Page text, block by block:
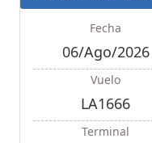
Fecha
06/Ago/2026
Vuelo
LA1666
Terminal